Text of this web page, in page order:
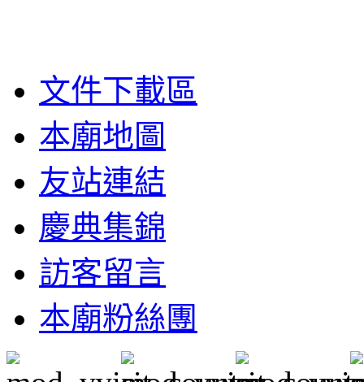
文件下載區
本廟地圖
友站連結
慶典集錦
訪客留言
本廟粉絲團